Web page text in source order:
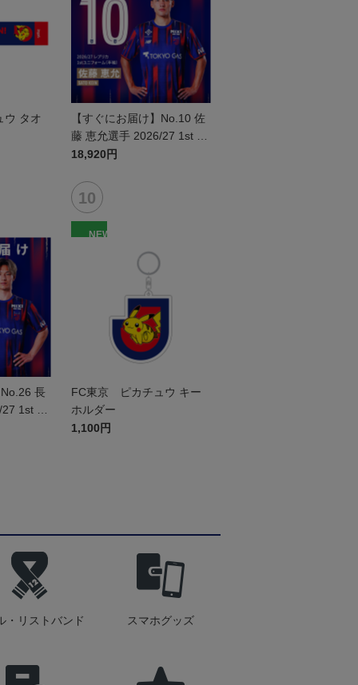
タオ
【すぐにお届け】No.10 佐
藤 恵允選手 2026/27 1st レ
プリカユニフォーム 半袖
18,920円
長
1st レ
NEW
FC東京 ピカチュウ キー
ホルダー
1,100円
・リストバンド スマホグッズ